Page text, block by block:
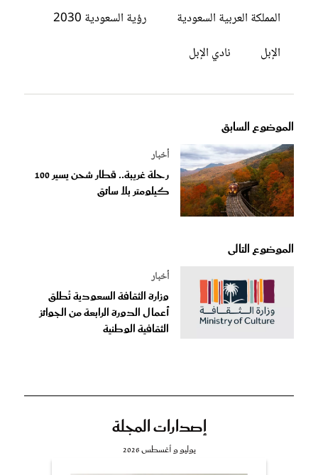
المملكة العربية السعودية
رؤية السعودية 2030
الإبل
نادي الإبل
الموضوع السابق
أخبار
رحلة غريبة.. قطار شحن يسير 100
كيلومتر بلا سائق
الموضوع التالى
أخبار
وزارة الثقافة السعودية تُطلق
أعمال الدورة الرابعة من الجوائز
الثقافية الوطنية
إصدارات المجلة
يوليو و أغسطس 2026